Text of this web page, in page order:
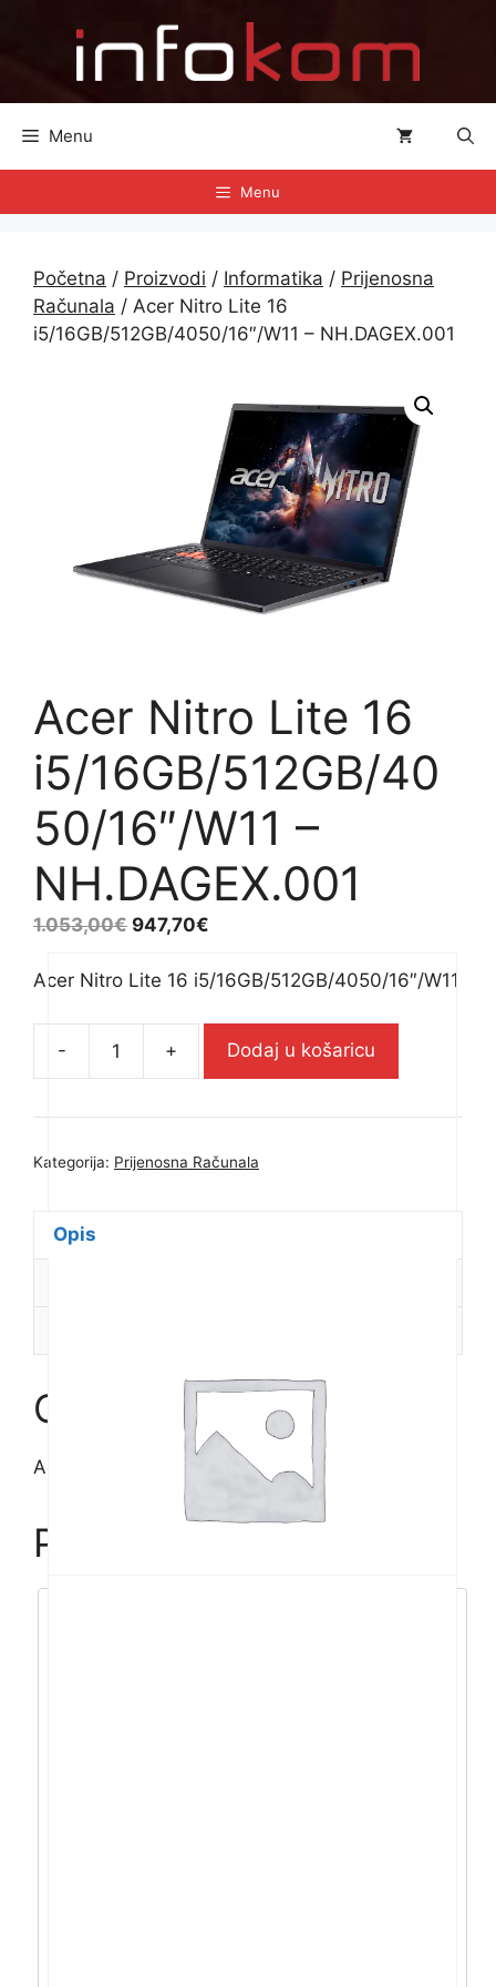
Menu
Menu
Početna / Proizvodi / Informatika / Prijenosna
Računala / Acer Nitro Lite 16
i5/16GB/512GB/4050/16″/W11 – NH.DAGEX.001
Acer Nitro Lite 16
i5/16GB/512GB/40
50/16″/W11 –
NH.DAGEX.001
1.053,00€ 947,70€
Acer Nitro Lite 16 i5/16GB/512GB/4050/16″/W11
-
Acer
Lite
i5/16GB/512GB/4050/16"/W11
+ Dodaj u košaricu
Kategorija: Prijenosna Računala
Opis
Opis
Acer Nitro Lite 16 i5/16GB/512GB/4050/16″/W11
Povezani proizvodi